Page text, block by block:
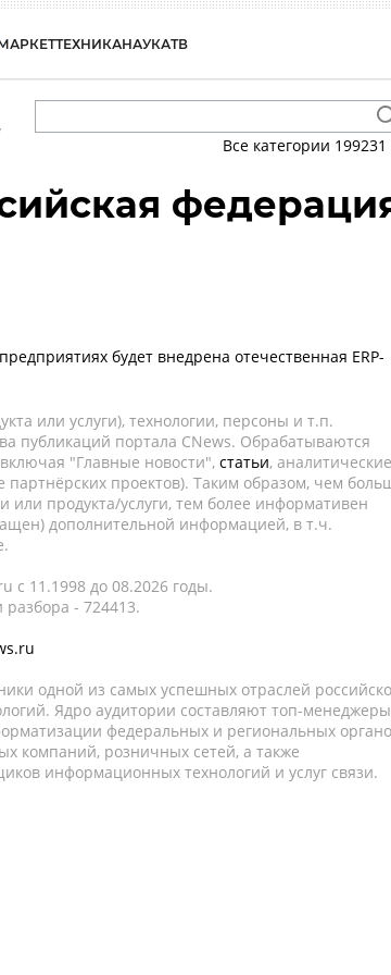
ТЕХНИКАНАУКАТВ
Все категории 199231
будет внедрена отечественная ERP-
или услуги), технологии, персоны и т.п.
публикаций портала CNews. Обрабатываются
"Главные новости", статьи, аналитические
проектов). Таким образом, чем
продукта/услуги, тем более информативен
дополнительной информацией, в т.ч.
c 11.1998 до 08.2026 годы.
- 724413.
одной из самых успешных отраслей
Ядро аудитории составляют топ-
федеральных и региональных
компаний, розничных сетей, а также
информационных технологий и услуг связи.